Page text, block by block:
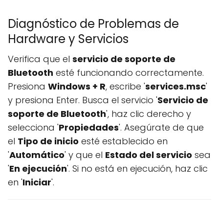
Diagnóstico de Problemas de
Hardware y Servicios
Verifica que el servicio de soporte de
Bluetooth esté funcionando correctamente.
Presiona Windows + R, escribe 'services.msc'
y presiona Enter. Busca el servicio 'Servicio de
soporte de Bluetooth', haz clic derecho y
selecciona 'Propiedades'. Asegúrate de que
el Tipo de inicio esté establecido en
'Automático' y que el Estado del servicio sea
'En ejecución'. Si no está en ejecución, haz clic
en 'Iniciar'.